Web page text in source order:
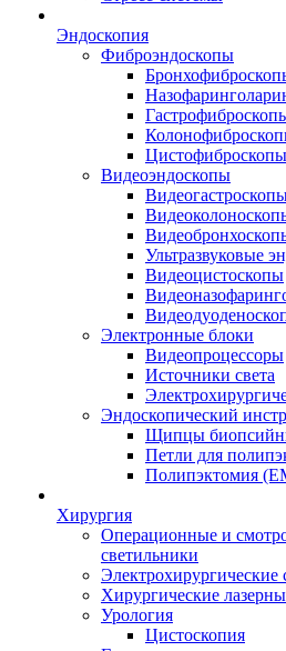
Эндоскопия
Фиброэндоскопы
Цистофиброскопы
Видеоэндоскопы
Ультразвуковые
Видеоцистоскопы
Электронные блоки
Видеопроцессоры
Источники света
Эндоскопический
Щипцы
Петли для
Полипэктомия
Хирургия
Операционные и
светильники
Электрохирургические
Хирургические
Урология
Цистоскопия